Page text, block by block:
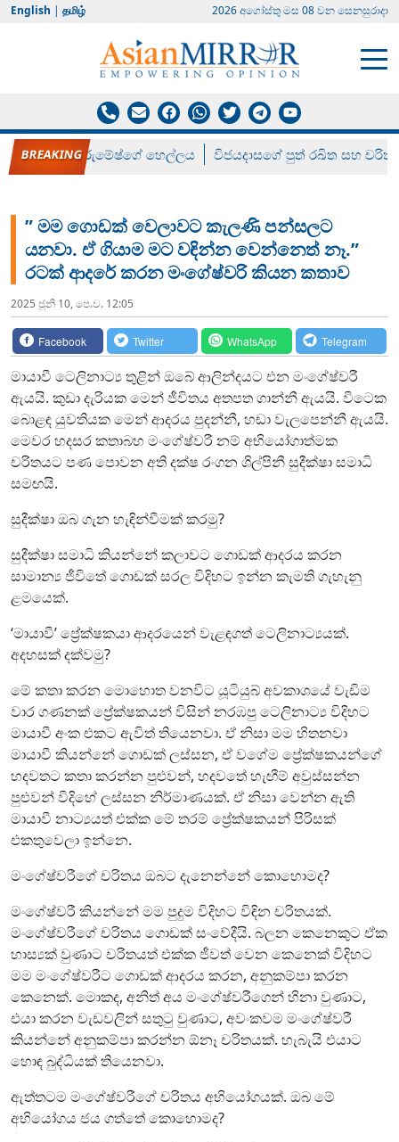
English | தமிழ் 2026 අගෝස්‍තු මස 08 වන සෙනසුරාදා
රන් ගෙනා රුමේෂ්ගේ හෙල්ලය විජයදාසගේ පුත් රඛිත සහ චරිත්
” මම ගොඩක් වෙලාවට කැලණි පන්සලට
යනවා. ඒ ගියාම මට වඳින්න වෙන්නෙත් නෑ.”
රටක් ආදරේ කරන මංගේෂ්වරි කියන කතාව
2025 ජූනි 10, පෙ.ව. 12:05
Facebook Twitter WhatsApp Telegram
මායාවී ටෙලිනාට්‍ය තුළින් ඔබේ ආලින්දයට එන මංගේෂ්වරී
ඇයයි. කුඩා දැරියක මෙන් ජීවිතය අතපත ගාන්නී ඇයයි. විටෙක
බොළඳ යුවතියක මෙන් ආදරය පුදන්නී, හඬා වැලපෙන්නී ඇයයි.
මෙවර හදසර කතාබහ මංගේෂ්වරී නම් අභියෝගාත්මක
චරිතයට පණ පොවන අති දක්ෂ රංගන ශිල්පිනී සුදීක්ෂා සමාධි
සමඟයි.
සුදීක්ෂා ඔබ ගැන හැඳින්වීමක් කරමු?
සුදීක්ෂා සමාධි කියන්නේ කලාවට ගොඩක් ආදරය කරන
සාමාන්‍ය ජීවිතේ ගොඩක් සරල විදිහට ඉන්න කැමති ගැහැනු
ළමයෙක්.
‘මායාවී’ ප්‍රේක්ෂකයා ආදරයෙන් වැළඳගත් ටෙලිනාට්‍යයක්.
අදහසක් දක්වමු?
මේ කතා කරන මොහොත වනවිට යූටියුබ් අවකාශයේ වැඩිම
වාර ගණනක් ප්‍රේක්ෂකයන් විසින් නරඹපු ටෙලිනාට්‍ය විදිහට
මායාවී අංක එකට ඇවිත් තියෙනවා. ඒ නිසා මම හිතනවා
මායාවී කියන්නේ ගොඩක් ලස්සන, ඒ වගේම ප්‍රේක්ෂකයන්ගේ
හදවතට කතා කරන්න පුළුවන්, හදවතේ හැඟීම් අවුස්සන්න
පුළුවන් විදිහේ ලස්සන නිර්මාණයක්. ඒ නිසා වෙන්න ඇති
මායාවී නාට්‍යයත් එක්ක මේ තරම් ප්‍රේක්ෂකයන් පිරිසක්
එකතුවෙලා ඉන්නෙ.
මංගේෂ්වරීගේ චරිතය ඔබට දැනෙන්නේ කොහොමද?
මංගේෂ්වරී කියන්නේ මම පුදුම විදිහට විඳින චරිතයක්.
මංගේෂ්වරීගේ චරිතය ගොඩක් සංවේදීයි. බලන කෙනෙකුට ඒක
හාස්‍යක් වුණාට චරිතයත් එක්ක ජීවත් වෙන කෙනෙක් විදිහට
මම මංගේෂ්වරීට ගොඩක් ආදරය කරන, අනුකම්පා කරන
කෙනෙක්. මොකද, අනිත් අය මංගේෂ්වරීගෙන් හිනා වුණාට,
එයා කරන වැඩවලින් සතුටු වුණාට, අවංකවම මංගේෂ්වරී
කියන්නේ අනුකම්පා කරන්න ඕනෑ චරිතයක්. හැබැයි එයාට
හොඳ බුද්ධියක් තියෙනවා.
ඇත්තටම මංගේෂ්වරීගේ චරිතය අභියෝගයක්. ඔබ මේ
අභියෝගය ජය ගත්තේ කොහොමද?